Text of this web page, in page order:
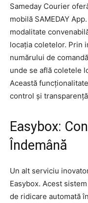
Sameday Courier
mobilă SAMEDAY
modalitate
locația coletelor. Prin
numărului de
unde se află coletele
Această
control și
Easybox:
Îndemână
Un alt serviciu
Easybox. Acest
de ridicare automată